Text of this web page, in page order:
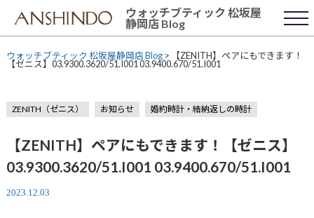
content
ウォッチブティック 松坂屋
静岡店 Blog
ウォッチブティック 松坂屋静岡店 Blog> 【ZENITH】ペアにもできます！
【ゼニス】03.9300.3620/51.I001 03.9400.670/51.I001
ZENITH（ゼニス） お知らせ 婚約時計・結納返しの時計
【ZENITH】ペアにもできます！【ゼニス】
03.9300.3620/51.I001 03.9400.670/51.I001
2023.12.03